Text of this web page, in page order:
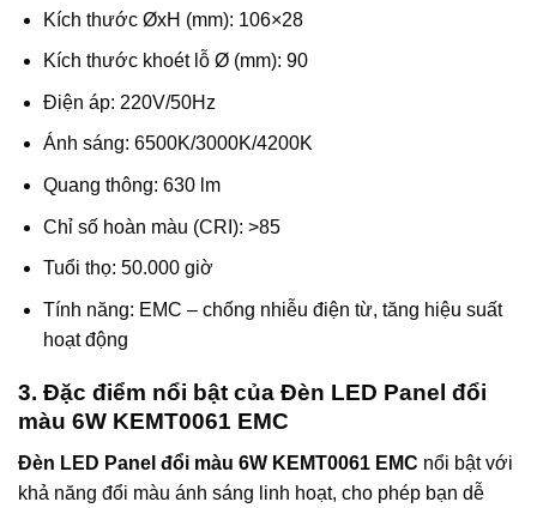
Kích thước ØxH (mm): 106×28
Kích thước khoét lỗ Ø (mm): 90
Điện áp: 220V/50Hz
Ánh sáng: 6500K/3000K/4200K
Quang thông: 630 lm
Chỉ số hoàn màu (CRI): >85
Tuổi thọ: 50.000 giờ
Tính năng: EMC – chống nhiễu điện từ, tăng hiệu suất
hoạt động
3. Đặc điểm nổi bật của Đèn LED Panel đổi
màu 6W KEMT0061 EMC
Đèn LED Panel đổi màu 6W KEMT0061 EMC nổi bật với
khả năng đổi màu ánh sáng linh hoạt, cho phép bạn dễ